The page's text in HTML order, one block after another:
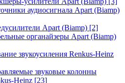
аудиосигнала Apart (Biamp)
Apart (Biamp) [2]
органайзеры Apart (Biamp)
звукоусиления Renkus-Heinz
звуковые колонны
Heinz [23]